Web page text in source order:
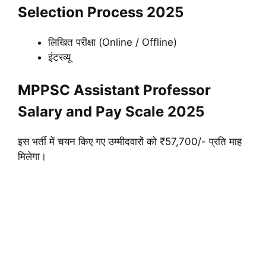
Selection Process 2025
लिखित परीक्षा (Online / Offline)
इंटरव्यू
MPPSC Assistant Professor
Salary and Pay Scale 2025
इस भर्ती में चयन किए गए उम्मीदवारों को ₹57,700/- प्रति माह
मिलेगा।